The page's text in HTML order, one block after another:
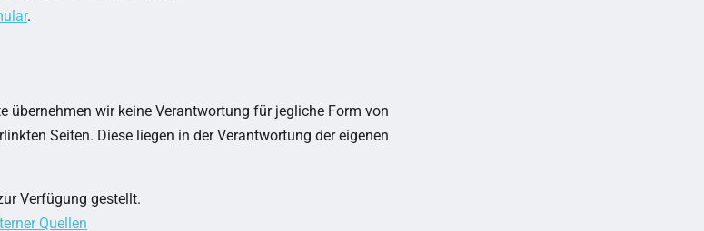
.
übernehmen wir keine Verantwortung für jegliche Form von
Seiten. Diese liegen in der Verantwortung der eigenen
Verfügung gestellt.
Quellen